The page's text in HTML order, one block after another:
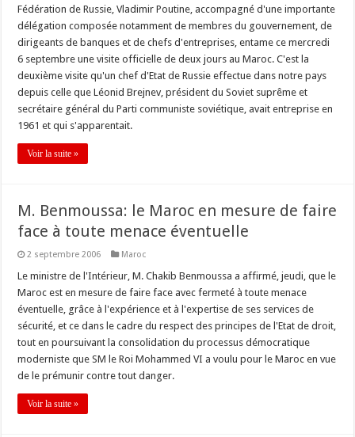
Fédération de Russie, Vladimir Poutine, accompagné d'une importante
délégation composée notamment de membres du gouvernement, de
dirigeants de banques et de chefs d'entreprises, entame ce mercredi
6 septembre une visite officielle de deux jours au Maroc. C'est la
deuxième visite qu'un chef d'Etat de Russie effectue dans notre pays
depuis celle que Léonid Brejnev, président du Soviet suprême et
secrétaire général du Parti communiste soviétique, avait entreprise en
1961 et qui s'apparentait.
Voir la suite »
M. Benmoussa: le Maroc en mesure de faire
face à toute menace éventuelle
2 septembre 2006 Maroc
Le ministre de l'Intérieur, M. Chakib Benmoussa a affirmé, jeudi, que le
Maroc est en mesure de faire face avec fermeté à toute menace
éventuelle, grâce à l'expérience et à l'expertise de ses services de
sécurité, et ce dans le cadre du respect des principes de l'Etat de droit,
tout en poursuivant la consolidation du processus démocratique
moderniste que SM le Roi Mohammed VI a voulu pour le Maroc en vue
de le prémunir contre tout danger.
Voir la suite »